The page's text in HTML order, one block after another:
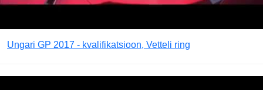
Ungari GP 2017 - kvalifikatsioon, Vetteli ring